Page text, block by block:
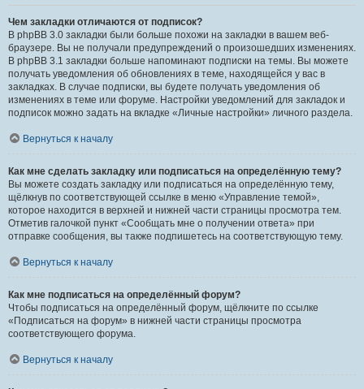
Чем закладки отличаются от подписок?
В phpBB 3.0 закладки были больше похожи на закладки в вашем веб-
браузере. Вы не получали предупреждений о произошедших изменениях.
В phpBB 3.1 закладки больше напоминают подписки на темы. Вы можете
получать уведомления об обновлениях в теме, находящейся у вас в
закладках. В случае подписки, вы будете получать уведомления об
изменениях в теме или форуме. Настройки уведомлений для закладок и
подписок можно задать на вкладке «Личные настройки» личного раздела.
Вернуться к началу
Как мне сделать закладку или подписаться на определённую тему?
Вы можете создать закладку или подписаться на определённую тему,
щёлкнув по соответствующей ссылке в меню «Управление темой»,
которое находится в верхней и нижней части страницы просмотра тем.
Отметив галочкой пункт «Сообщать мне о получении ответа» при
отправке сообщения, вы также подпишетесь на соответствующую тему.
Вернуться к началу
Как мне подписаться на определённый форум?
Чтобы подписаться на определённый форум, щёлкните по ссылке
«Подписаться на форум» в нижней части страницы просмотра
соответствующего форума.
Вернуться к началу